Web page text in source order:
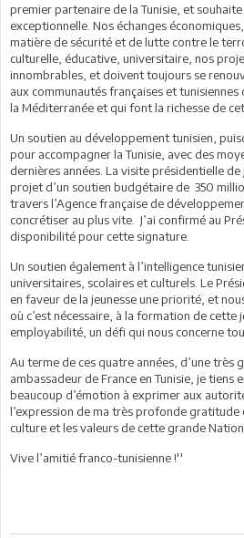
premier partenaire de la Tunisie, et
exceptionnelle. Nos échanges
matière de sécurité et de lutte contre le
culturelle, éducative, universitaire, nos
innombrables, et doivent toujours se
aux communautés françaises et
la Méditerranée et qui font la richesse de
Un soutien au développement tunisien,
pour accompagner la Tunisie, avec des
dernières années. La visite présidentielle
projet d’un soutien budgétaire de 350
travers l’Agence française de
concrétiser au plus vite. J’ai confirmé au
disponibilité pour cette signature.
Un soutien également à l’intelligence
universitaires, scolaires et culturels. Le
en faveur de la jeunesse une priorité, et
où c’est nécessaire, à la formation de cette
employabilité, un défi qui nous concerne
Au terme de ces quatre années, d’une très
ambassadeur de France en Tunisie, je tiens
beaucoup d’émotion à exprimer aux
l’expression de ma très profonde
culture et les valeurs de cette grande Nation.
Vive l’amitié franco-tunisienne !''